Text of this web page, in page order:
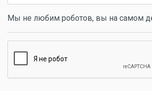
Мы не любим роботов, вы на самом